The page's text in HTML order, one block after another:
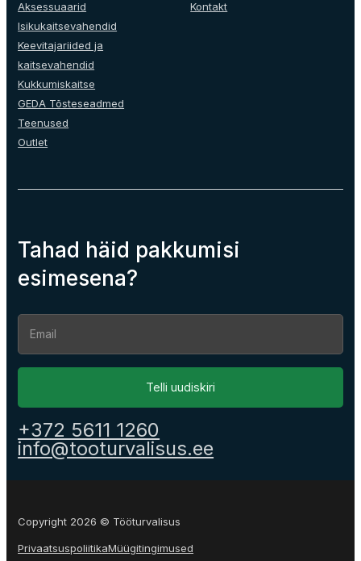
the
product
page
Aksessuaarid
Isikukaitsevahendid
Keevitajariided ja
kaitsevahendid
Kukkumiskaitse
GEDA Tõsteseadmed
Teenused
Outlet
Kontakt
Tahad häid pakkumisi
esimesena?
Section
Telli uudiskiri
+372 5611 1260
info@tooturvalisus.ee
Copyright 2026 © Tööturvalisus
PrivaatsuspoliitikaMüügitingimused